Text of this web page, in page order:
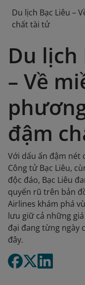
Du lịch Bạc Liêu –
chất tài tử
Du lịch
– Về
đậm
Với dấu ấn đậm nét
Công tử Bạc Liêu,
độc đáo, Bạc Liêu
quyến rũ trên bản
Airlines khám phá
lưu giữ cả những
đại đang từng ngày
đây.